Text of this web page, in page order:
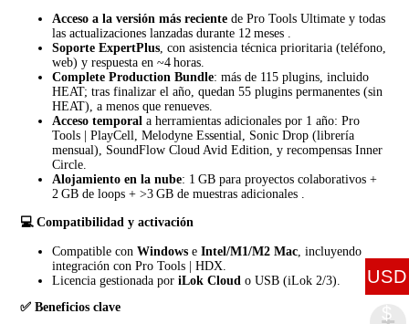
Acceso a la versión más reciente de Pro Tools Ultimate y todas
las actualizaciones lanzadas durante 12 meses .
Soporte ExpertPlus, con asistencia técnica prioritaria (teléfono,
web) y respuesta en ~4 horas.
Complete Production Bundle: más de 115 plugins, incluido
HEAT; tras finalizar el año, quedan 55 plugins permanentes (sin
HEAT), a menos que renueves.
Acceso temporal a herramientas adicionales por 1 año: Pro
Tools | PlayCell, Melodyne Essential, Sonic Drop (librería
mensual), SoundFlow Cloud Avid Edition, y recompensas Inner
Circle.
Alojamiento en la nube: 1 GB para proyectos colaborativos +
2 GB de loops + >3 GB de muestras adicionales .
💻 Compatibilidad y activación
Compatible conWindows eIntel/M1/M2 Mac, incluyendo
integración con Pro Tools | HDX.
Licencia gestionada poriLok Cloud o USB (iLok 2/3).
✅ Beneficios clave
USD
$